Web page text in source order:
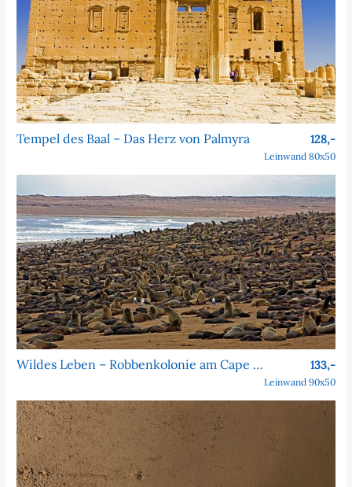
Tempel des Baal – Das Herz von Palmyra 128,-
Leinwand 80x50
Wildes Leben – Robbenkolonie am Cape Cross 133,-
Leinwand 90x50